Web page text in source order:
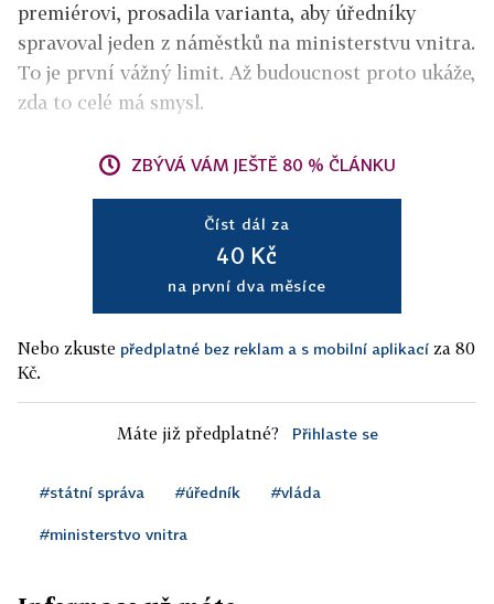
premiérovi, prosadila varianta, aby úředníky
spravoval jeden z náměstků na ministerstvu vnitra.
To je první vážný limit. Až budoucnost proto ukáže,
zda to celé má smysl.
ZBÝVÁ VÁM JEŠTĚ 80 % ČLÁNKU
Číst dál za
40 Kč
na první dva měsíce
Nebo zkuste předplatné bez reklam a s mobilní aplikací za 80
Kč.
Máte již předplatné? Přihlaste se
#státní správa #úředník #vláda
#ministerstvo vnitra